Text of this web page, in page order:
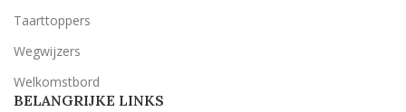
Taarttoppers
Wegwijzers
Welkomstbord
BELANGRIJKE LINKS